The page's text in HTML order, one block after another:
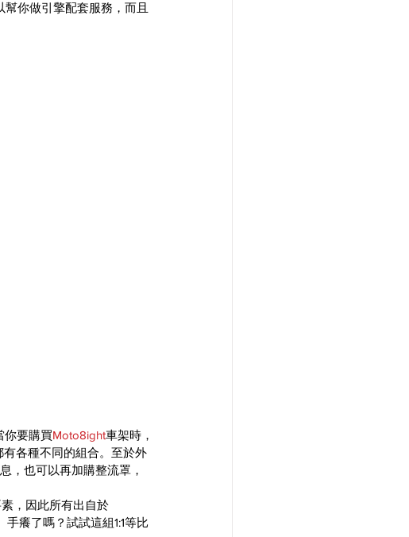
幫你做引擎配套服務，而且
你要購買Moto8ight車架時，
有各種不同的組合。至於外
，也可以再加購整流罩，
，因此所有出自於
癢了嗎？試試這組1:1等比